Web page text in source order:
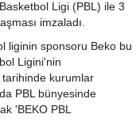
Ligi (PBL) ile 3
imzaladı.
liginin sponsoru Beko bu
Ligini'nin
kurumlar
PBL bünyesinde
'BEKO PBL